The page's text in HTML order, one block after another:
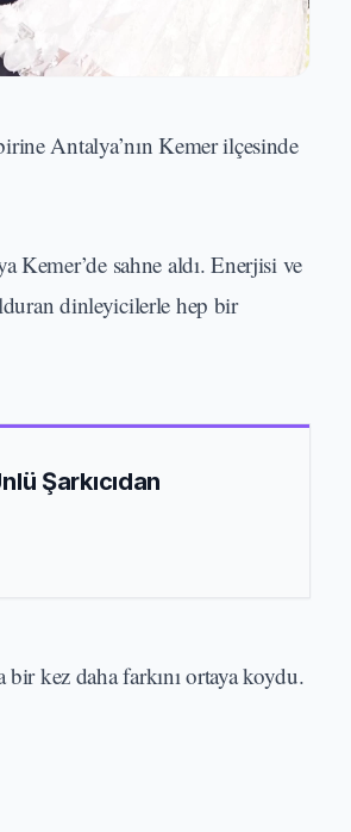
Antalya’nın Kemer ilçesinde
sahne aldı. Enerjisi ve
dinleyicilerle hep bir
Şarkıcıdan
kez daha farkını ortaya koydu.